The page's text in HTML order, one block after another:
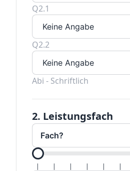
Q2.1
Q2.2
Abi - Schriftlich
2. Leistungsfach
| | | | | |